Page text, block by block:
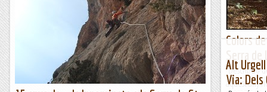
Colors
Descripció
aquest any
Alt
Via: